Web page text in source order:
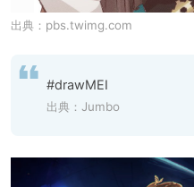
出典： pbs.twimg.com
#drawMEI
出典： Jumbo